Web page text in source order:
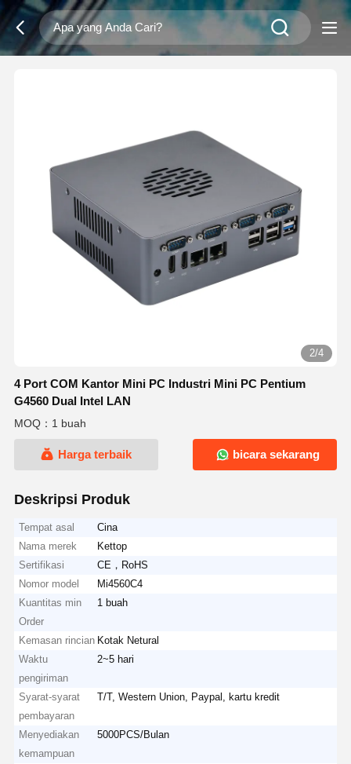
2/4
4 Port COM Kantor Mini PC Industri Mini PC Pentium
G4560 Dual Intel LAN
MOQ：1 buah
Harga terbaik bicara sekarang
Deskripsi Produk
Tempat asal
Cina
Nama merek
Kettop
Sertifikasi
CE，RoHS
Nomor model
Mi4560C4
Kuantitas min
Order
1 buah
Kemasan rincian Kotak Netural
Waktu
pengiriman
2~5 hari
Syarat-syarat
pembayaran
T/T, Western Union, Paypal, kartu kredit
Menyediakan
kemampuan
5000PCS/Bulan